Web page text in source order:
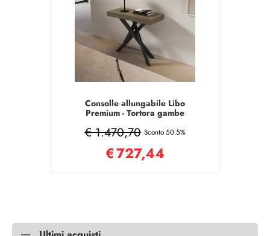
Consolle allungabile Libo
Premium - Tortora gambe
€ 1.470,70 Sconto 50.5%
€727,44